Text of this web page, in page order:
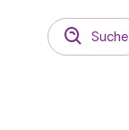
Suche